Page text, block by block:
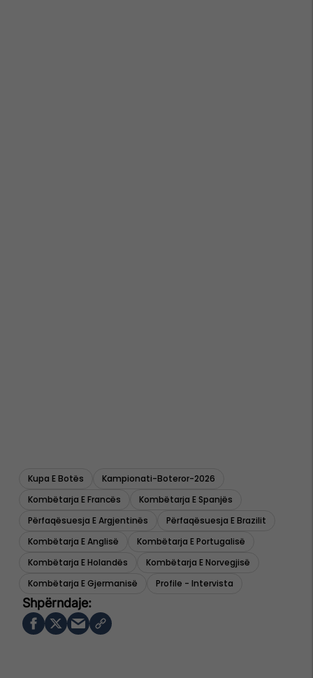
Kupa E Botës
Kampionati-Boteror-2026
Kombëtarja E Francës
Kombëtarja E Spanjës
Përfaqësuesja E Argjentinës
Përfaqësuesja E Brazilit
Kombëtarja E Anglisë
Kombëtarja E Portugalisë
Kombëtarja E Holandës
Kombëtarja E Norvegjisë
Kombëtarja E Gjermanisë
Profile - Intervista